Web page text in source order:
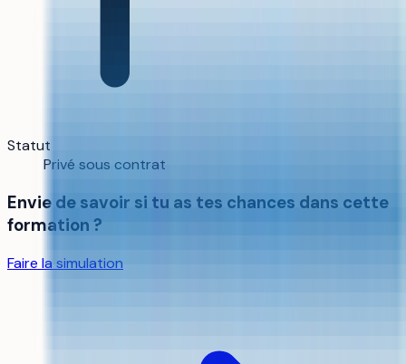
Statut
Privé sous contrat
Envie de savoir si tu as tes chances dans cette
formation ?
Faire la simulation